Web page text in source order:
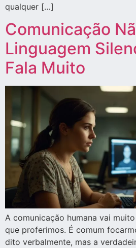
qualquer […]
Comunicação
Linguagem
Fala Muito
A comunicação humana vai
que proferimos. É comum
dito verbalmente, mas a